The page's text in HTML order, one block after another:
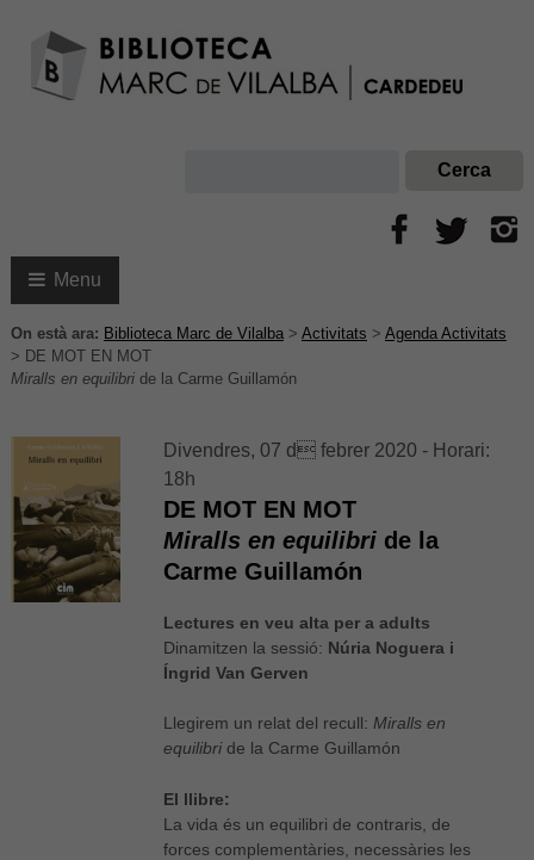
Menu
On està ara: Biblioteca Marc de Vilalba> Activitats > Agenda Activitats
> DE MOT EN MOT
Miralls en equilibride la Carme Guillamón
Divendres, 07 d febrer 2020 - Horari:
18h
DE MOT EN MOT
Miralls en equilibri de la
Carme Guillamón
Lectures en veu alta per a adults
Dinamitzen la sessió: Núria Noguera i
Íngrid Van Gerven
Llegirem un relat del recull: Miralls en
equilibri de la Carme Guillamón
El llibre:
La vida és un equilibri de contraris, de
forces complementàries, necessàries les